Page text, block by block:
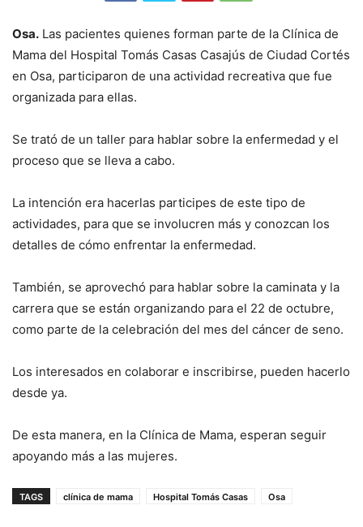
Osa. Las pacientes quienes forman parte de la Clínica de
Mama del Hospital Tomás Casas Casajús de Ciudad Cortés
en Osa, participaron de una actividad recreativa que fue
organizada para ellas.
Se trató de un taller para hablar sobre la enfermedad y el
proceso que se lleva a cabo.
La intención era hacerlas participes de este tipo de
actividades, para que se involucren más y conozcan los
detalles de cómo enfrentar la enfermedad.
También, se aprovechó para hablar sobre la caminata y la
carrera que se están organizando para el 22 de octubre,
como parte de la celebración del mes del cáncer de seno.
Los interesados en colaborar e inscribirse, pueden hacerlo
desde ya.
De esta manera, en la Clínica de Mama, esperan seguir
apoyando más a las mujeres.
TAGS clínica de mama Hospital Tomás Casas Osa